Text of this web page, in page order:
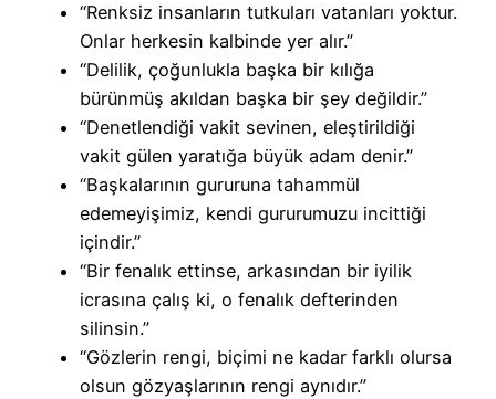
“Renksiz insanların tutkuları vatanları yoktur.
Onlar herkesin kalbinde yer alır.”
“Delilik, çoğunlukla başka bir kılığa
bürünmüş akıldan başka bir şey değildir.”
“Denetlendiği vakit sevinen, eleştirildiği
vakit gülen yaratığa büyük adam denir.”
“Başkalarının gururuna tahammül
edemeyişimiz, kendi gururumuzu incittiği
içindir.”
“Bir fenalık ettinse, arkasından bir iyilik
icrasına çalış ki, o fenalık defterinden
silinsin.”
“Gözlerin rengi, biçimi ne kadar farklı olursa
olsun gözyaşlarının rengi aynıdır.”